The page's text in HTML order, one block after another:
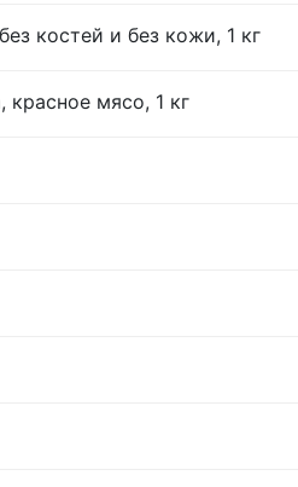
костей и без кожи, 1 кг
красное мясо, 1 кг